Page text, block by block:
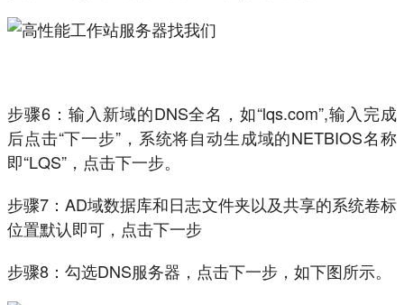
步骤6：输入新域的DNS全名 ，如“lqs.com”,输入完成
后点击“下一步”，系统将自动生成域的NETBIOS名称
即“LQS”，点击下一步。
步骤7：AD域数据库和日志文件夹以及共享的系统卷标
位置默认即可，点击下一步
步骤8：勾选DNS服务器，点击下一步，如下图所示。